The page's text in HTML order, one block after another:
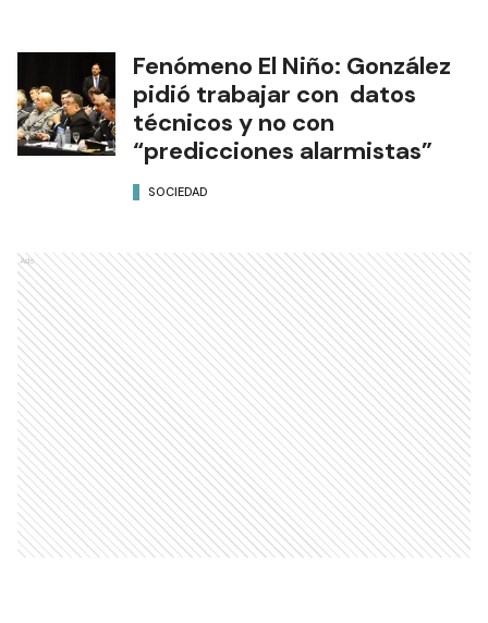
Fenómeno El Niño: González
pidió trabajar con datos
técnicos y no con
“predicciones alarmistas”
SOCIEDAD
Ads